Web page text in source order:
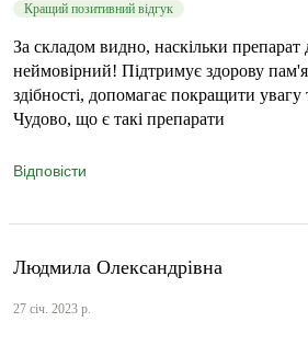
Кращий позитивний відгук
За складом видно, наскільки препарат
неймовірний! Підтримує здорову
здібності, допомагає покращити увагу
Чудово, що є такі препарати
Відповісти
Людмила Олександрівна
27 січ. 2023 р.